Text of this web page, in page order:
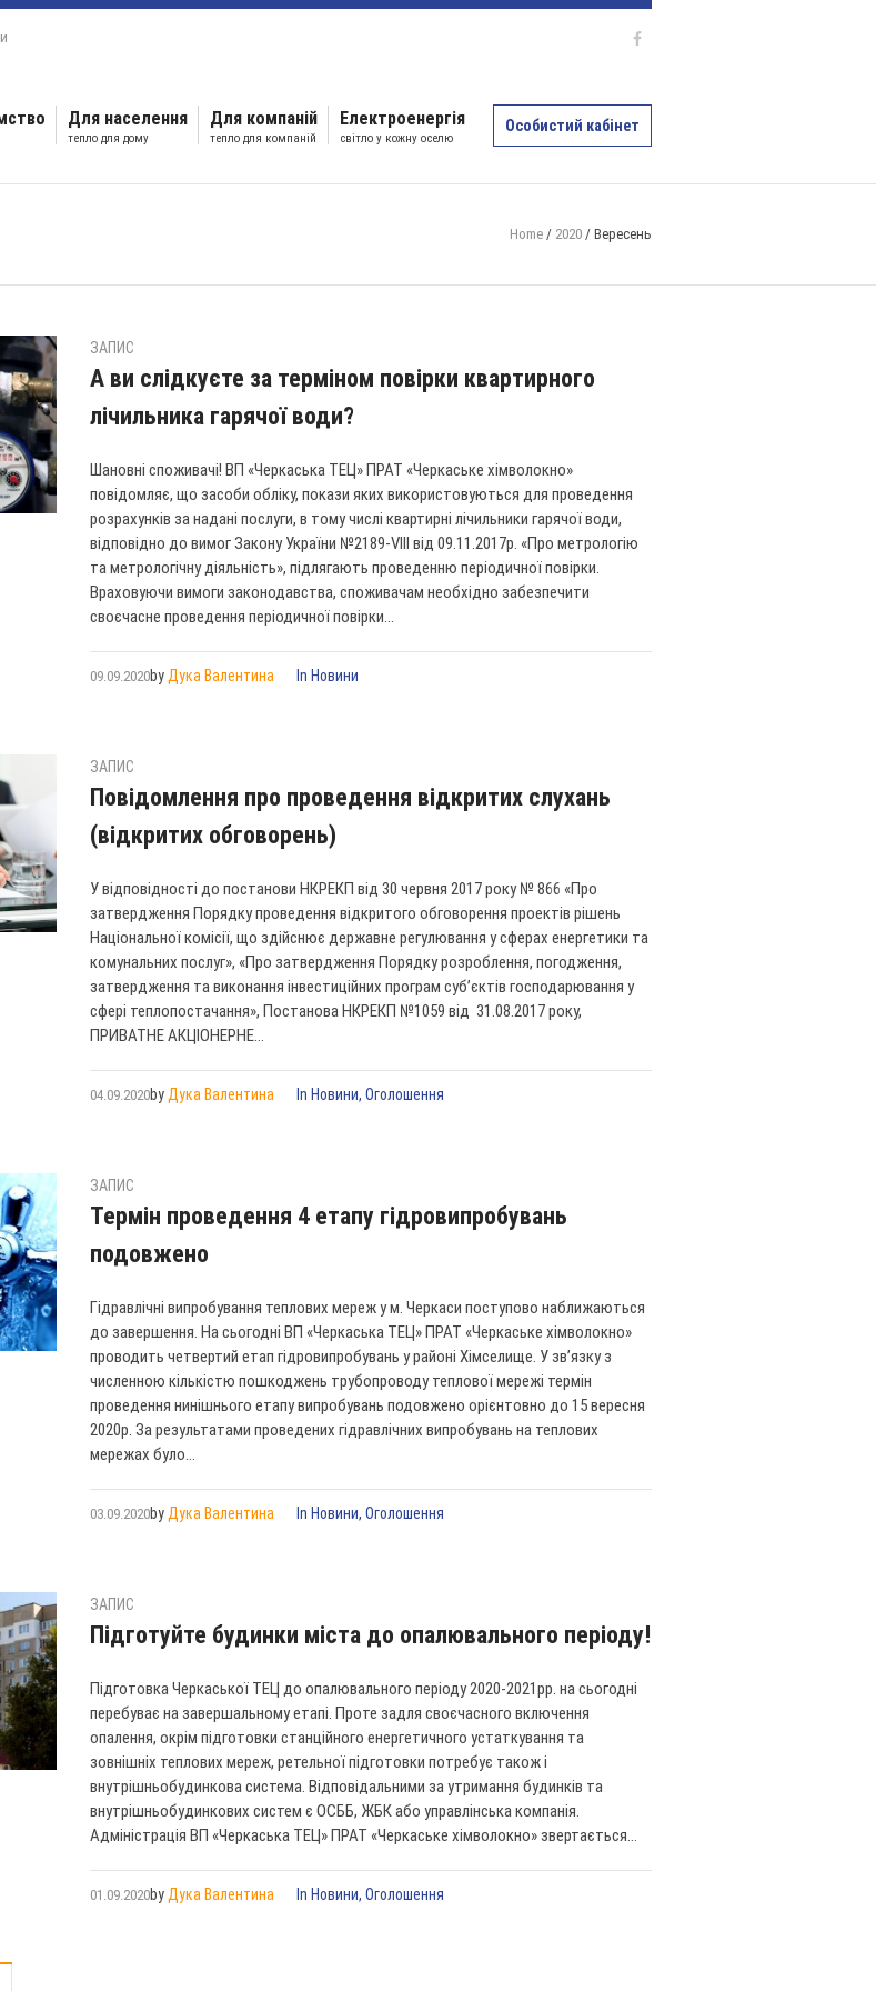
Особистий кабінет
Для населення
тепло для дому
Для компаній
тепло для компаній
Електроенергія
світло у кожну оселю
Home / 2020 / Вересень
ЗАПИС
А ви слідкуєте за терміном повірки квартирного
лічильника гарячої води?
Шановні споживачі! ВП «Черкаська ТЕЦ» ПРАТ «Черкаське хімволокно»
повідомляє, що засоби обліку, покази яких використовуються для проведення
розрахунків за надані послуги, в тому числі квартирні лічильники гарячої води,
відповідно до вимог Закону України №2189-VIII від 09.11.2017р. «Про метрологію
та метрологічну діяльність», підлягають проведенню періодичної повірки.
Враховуючи вимоги законодавства, споживачам необхідно забезпечити
своєчасне проведення періодичної повірки...
09.09.2020by Дука Валентина In Новини
ЗАПИС
Повідомлення про проведення відкритих слухань
(відкритих обговорень)
У відповідності до постанови НКРЕКП від 30 червня 2017 року № 866 «Про
затвердження Порядку проведення відкритого обговорення проектів рішень
Національної комісії, що здійснює державне регулювання у сферах енергетики та
комунальних послуг», «Про затвердження Порядку розроблення, погодження,
затвердження та виконання інвестиційних програм суб’єктів господарювання у
сфері теплопостачання», Постанова НКРЕКП №1059 від 31.08.2017 року,
ПРИВАТНЕ АКЦІОНЕРНЕ...
04.09.2020by Дука Валентина In Новини,Оголошення
ЗАПИС
Термін проведення 4 етапу гідровипробувань
подовжено
Гідравлічні випробування теплових мереж у м. Черкаси поступово наближаються
до завершення. На сьогодні ВП «Черкаська ТЕЦ» ПРАТ «Черкаське хімволокно»
проводить четвертий етап гідровипробувань у районі Хімселище. У зв’язку з
численною кількістю пошкоджень трубопроводу теплової мережі термін
проведення нинішнього етапу випробувань подовжено орієнтовно до 15 вересня
2020р. За результатами проведених гідравлічних випробувань на теплових
мережах було...
03.09.2020by Дука Валентина In Новини,Оголошення
ЗАПИС
Підготуйте будинки міста до опалювального періоду!
Підготовка Черкаської ТЕЦ до опалювального періоду 2020-2021рр. на сьогодні
перебуває на завершальному етапі. Проте задля своєчасного включення
опалення, окрім підготовки станційного енергетичного устаткування та
зовнішніх теплових мереж, ретельної підготовки потребує також і
внутрішньобудинкова система. Відповідальними за утримання будинків та
внутрішньобудинкових систем є ОСББ, ЖБК або управлінська компанія.
Адміністрація ВП «Черкаська ТЕЦ» ПРАТ «Черкаське хімволокно» звертається...
01.09.2020by Дука Валентина In Новини,Оголошення